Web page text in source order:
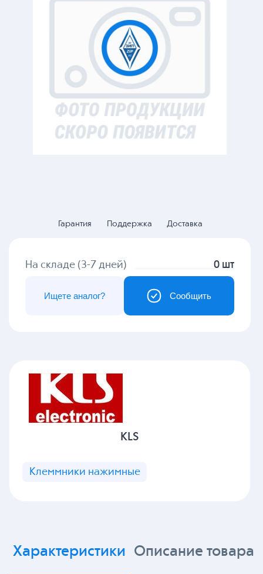
Гарантия Поддержка Доставка
На складе (3-7 дней) 0 шт
Сообщить
Ищете аналог?
KLS
Клеммники нажимные
Характеристики Описание товара